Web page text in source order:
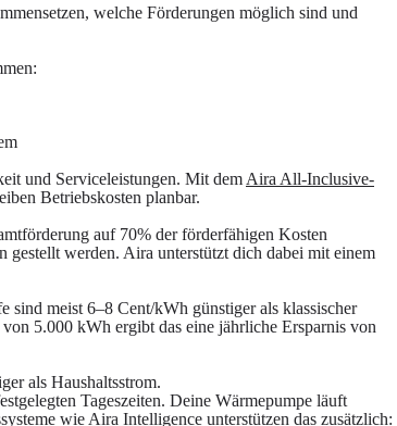
welche Förderungen möglich sind und
und Serviceleistungen. Mit dem Aira All-Inclusive-
Betriebskosten planbar.
auf 70% der förderfähigen Kosten
werden. Aira unterstützt dich dabei mit einem
sind meist 6–8 Cent/kWh günstiger als klassischer
5.000 kWh ergibt das eine jährliche Ersparnis von
als Haushaltsstrom.
Tageszeiten. Deine Wärmepumpe läuft
wie Aira Intelligence unterstützen das zusätzlich: